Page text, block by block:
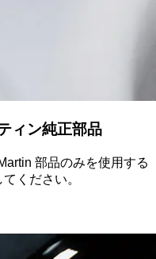
ィン純正部品
部品のみを使用する
ください。